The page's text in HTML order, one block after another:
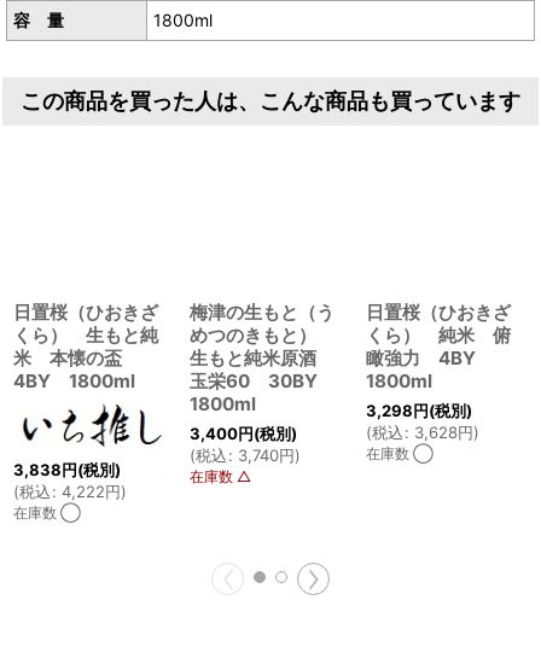
容 量
1800ml
この商品を買った人は、こんな商品も買っています
日置桜（ひおきざ
くら） 生もと純
米 本懐の盃
4BY 1800ml
3,838円(税別)
(税込: 4,222円)
在庫数 ◯
梅津の生もと（う
めつのきもと）
生もと純米原酒
玉栄60 30BY
1800ml
3,400円(税別)
(税込: 3,740円)
在庫数 △
日置桜（ひおきざ
くら） 純米 俯
瞰強力 4BY
1800ml
3,298円(税別)
(税込: 3,628円)
在庫数 ◯